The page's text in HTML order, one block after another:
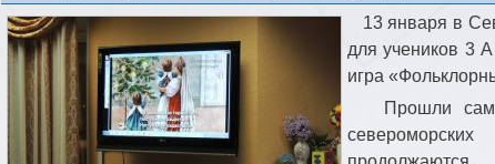
13 января в
для учеников 3
игра
Прошли